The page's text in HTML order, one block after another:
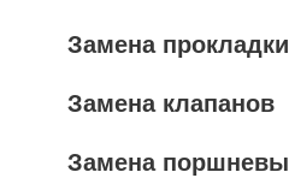
Замена
Замена клапанов
Замена